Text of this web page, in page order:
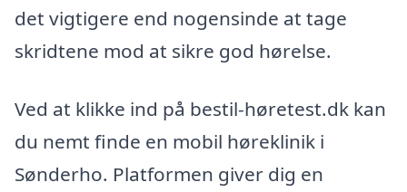
det vigtigere end nogensinde at tage
skridtene mod at sikre god hørelse.
Ved at klikke ind på bestil-høretest.dk kan
du nemt finde en mobil høreklinik i
Sønderho. Platformen giver dig en